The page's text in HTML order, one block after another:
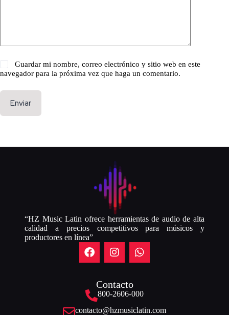
Guardar mi nombre, correo electrónico y sitio web en este
navegador para la próxima vez que haga un comentario.
Enviar
“HZ Music Latin ofrece herramientas de audio de alta
calidad a precios competitivos para músicos y
productores en línea”
Contacto
800-2606-000
contacto@hzmusiclatin.com